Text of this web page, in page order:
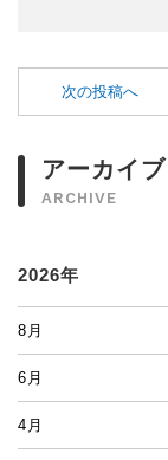
次の投稿へ
アーカイブ
ARCHIVE
2026年
8月
6月
4月